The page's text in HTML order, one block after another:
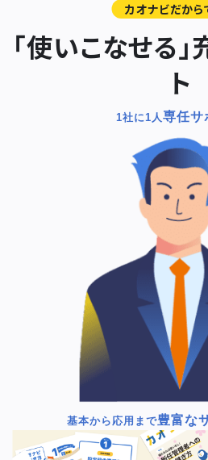
カオナビだから
「使いこなせる
ト
1社に1人専任サ
基本から応用まで豊富な